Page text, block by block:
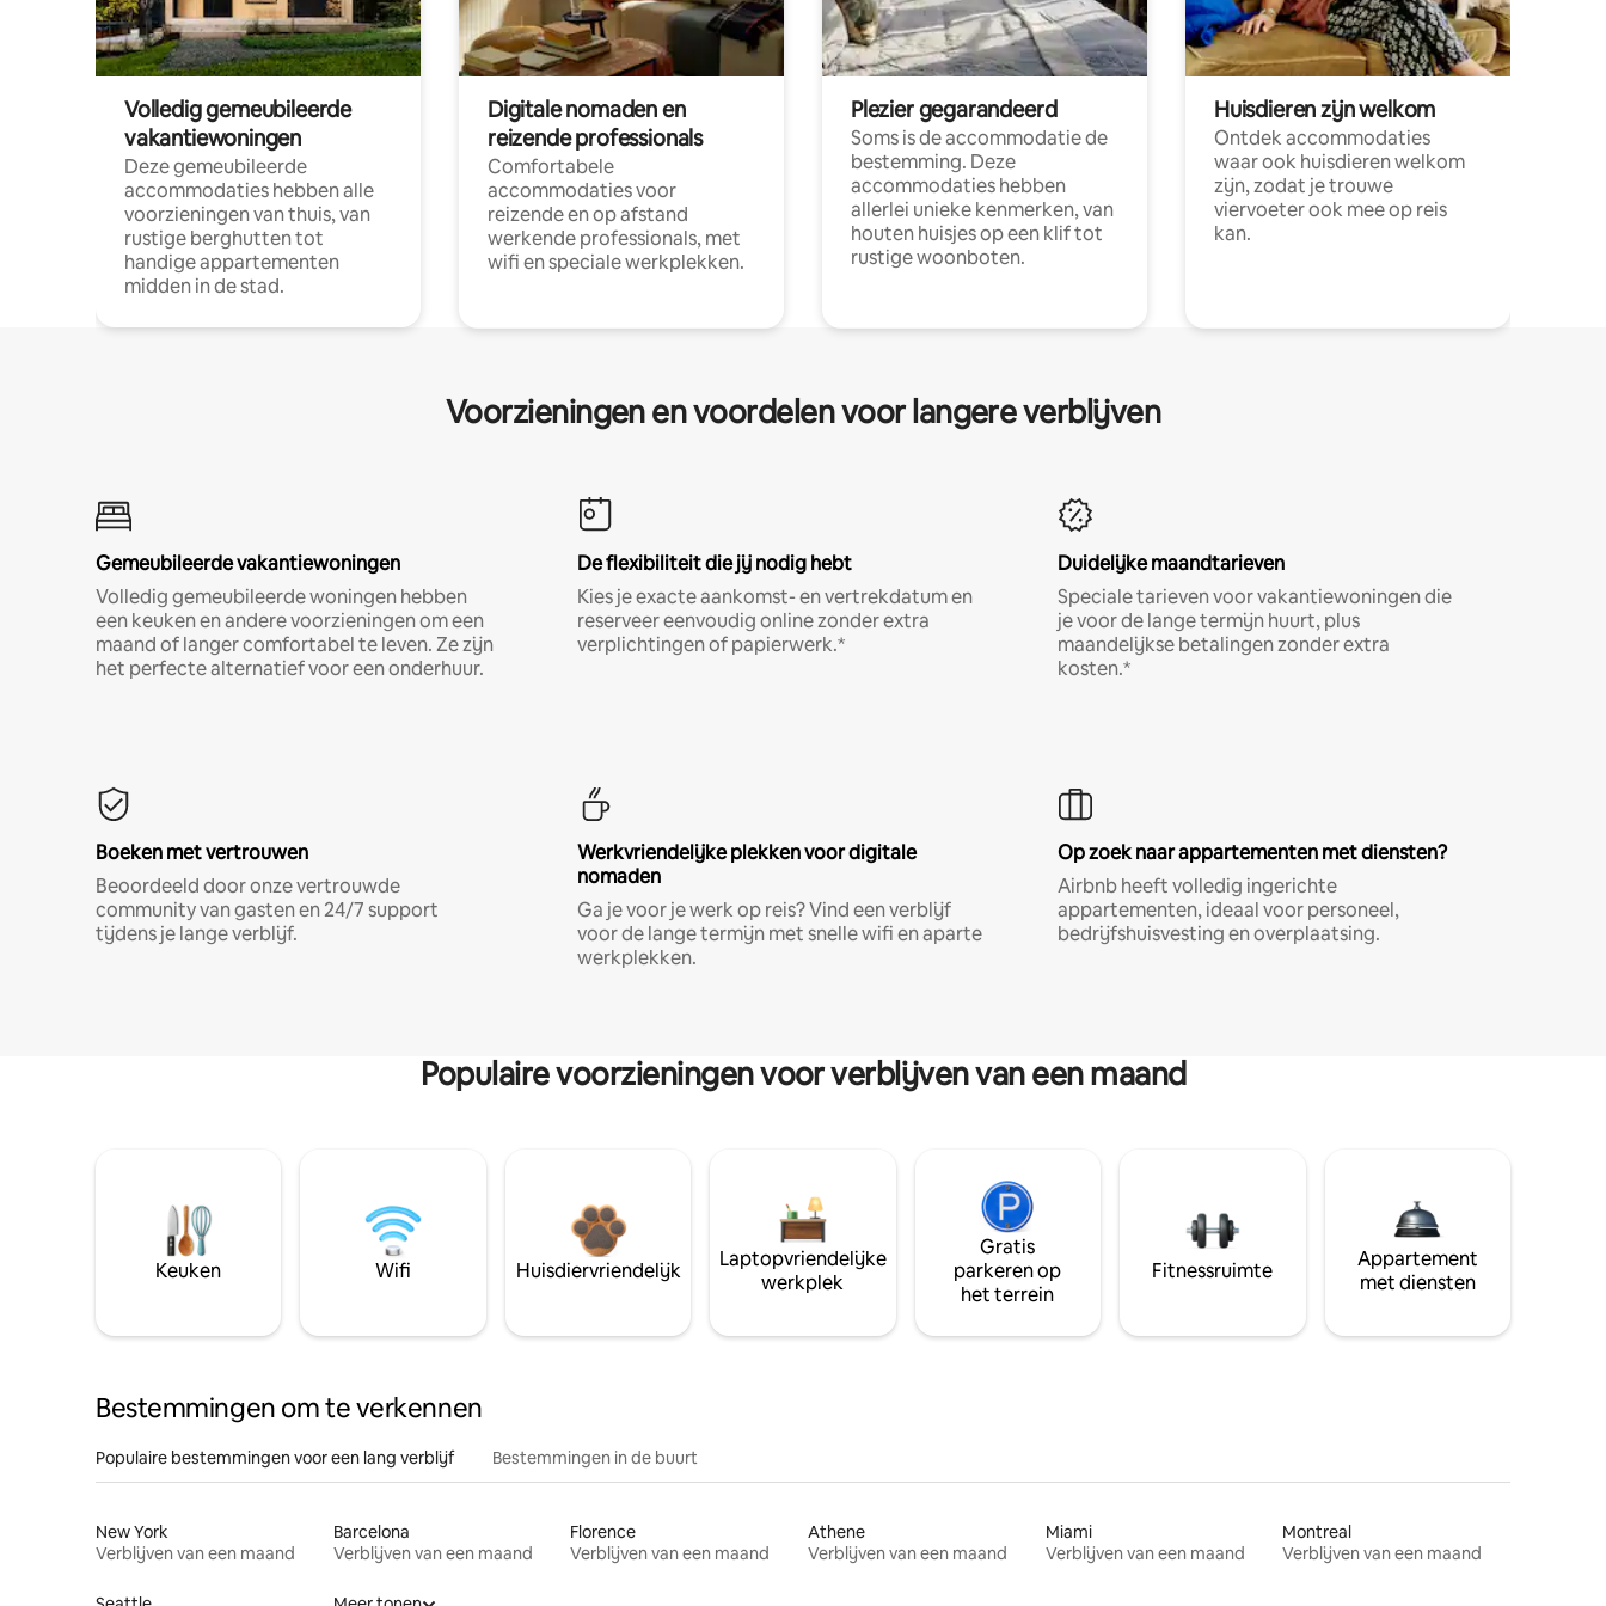
Volledig gemeubileerde
vakantiewoningen
Deze gemeubileerde
accommodaties hebben alle
voorzieningen van thuis, van
rustige berghutten tot
handige appartementen
midden in de stad.
Digitale nomaden en
reizende professionals
Comfortabele
accommodaties voor
reizende en op afstand
werkende professionals, met
wifi en speciale werkplekken.
Plezier gegarandeerd
Soms is de accommodatie de
bestemming. Deze
accommodaties hebben
allerlei unieke kenmerken, van
houten huisjes op een klif tot
rustige woonboten.
Huisdieren zijn welkom
Ontdek accommodaties
waar ook huisdieren welkom
zijn, zodat je trouwe
viervoeter ook mee op reis
kan.
Voorzieningen en voordelen voor langere verblijven
Gemeubileerde vakantiewoningen
Volledig gemeubileerde woningen hebben
een keuken en andere voorzieningen om een
maand of langer comfortabel te leven. Ze zijn
het perfecte alternatief voor een onderhuur.
De flexibiliteit die jij nodig hebt
Kies je exacte aankomst- en vertrekdatum en
reserveer eenvoudig online zonder extra
verplichtingen of papierwerk.*
Duidelijke maandtarieven
Speciale tarieven voor vakantiewoningen die
je voor de lange termijn huurt, plus
maandelijkse betalingen zonder extra
kosten.*
Boeken met vertrouwen
Beoordeeld door onze vertrouwde
community van gasten en 24/7 support
tijdens je lange verblijf.
Werkvriendelijke plekken voor digitale
nomaden
Ga je voor je werk op reis? Vind een verblijf
voor de lange termijn met snelle wifi en aparte
werkplekken.
Op zoek naar appartementen met diensten?
Airbnb heeft volledig ingerichte
appartementen, ideaal voor personeel,
bedrijfshuisvesting en overplaatsing.
Populaire voorzieningen voor verblijven van een maand
Keuken Wifi Huisdiervriendelijk
Laptopvriendelijke
werkplek
Gratis
parkeren op
het terrein
Fitnessruimte
Appartement
met diensten
Bestemmingen om te verkennen
Populaire bestemmingen voor een lang verblijf Bestemmingen in de buurt
New York
Verblijven van een maand
Barcelona
Verblijven van een maand
Florence
Verblijven van een maand
Athene
Verblijven van een maand
Miami
Verblijven van een maand
Montreal
Verblijven van een maand